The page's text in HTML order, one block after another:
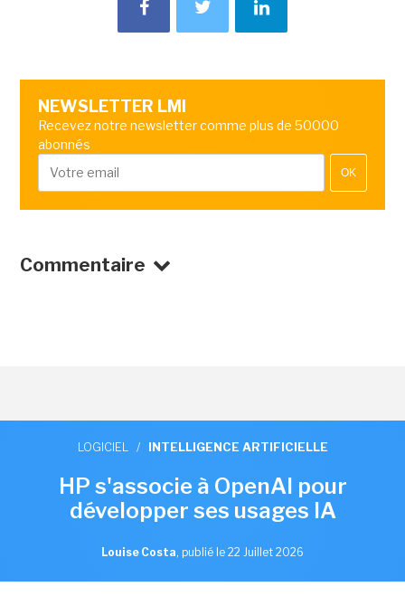
NEWSLETTER LMI
Recevez notre newsletter comme plus de 50000
abonnés
OK
Commentaire
LOGICIEL / INTELLIGENCE ARTIFICIELLE
HP s'associe à OpenAI pour
développer ses usages IA
Louise Costa, publié le 22 Juillet 2026